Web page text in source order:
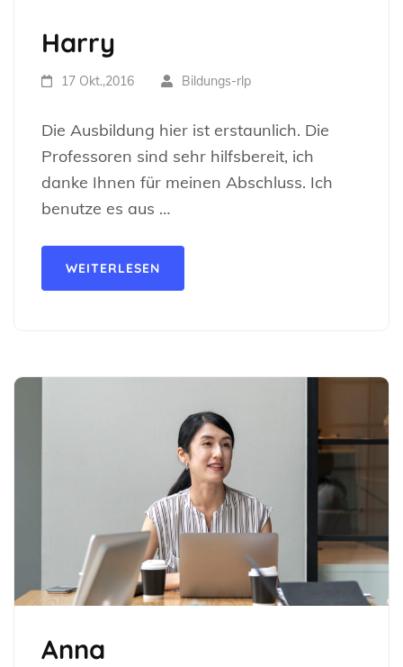
Harry
17 Okt.,2016 Bildungs-rlp
Die Ausbildung hier ist erstaunlich. Die
Professoren sind sehr hilfsbereit, ich
danke Ihnen für meinen Abschluss. Ich
benutze es aus …
WEITERLESEN
Anna